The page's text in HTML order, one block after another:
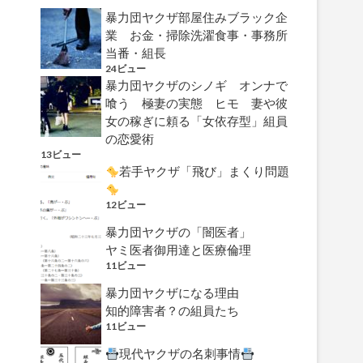
暴力団ヤクザ部屋住みブラック企
業 お金・掃除洗濯食事・事務所
当番・組長
24ビュー
暴力団ヤクザのシノギ オンナで
喰う 極妻の実態 ヒモ 妻や彼
女の稼ぎに頼る「女依存型」組員
の恋愛術
13ビュー
若手ヤクザ「飛び」まくり問題
12ビュー
暴力団ヤクザの「闇医者」
ヤミ医者御用達と医療倫理
11ビュー
暴力団ヤクザになる理由
知的障害者？の組員たち
11ビュー
現代ヤクザの名刺事情